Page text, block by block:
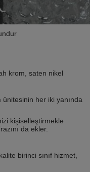
krom, saten nikel
ünitesinin her iki yanında
kişiselleştirmekle
da ekler.
birinci sınıf hizmet,